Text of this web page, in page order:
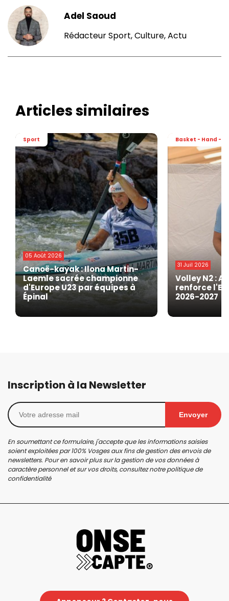
Adel Saoud
Rédacteur Sport, Culture, Actu
Articles similaires
Sport
05 Août 2026
Canoë-kayak : Ilona Martin-
Laemle sacrée championne
d'Europe U23 par équipes à
Épinal
Basket - Hand -
31 Juil 2026
Volley N2 :
renforce
2026-2027
Inscription à la Newsletter
Envoyer
En soumettant ce formulaire, j'accepte que les informations saisies
soient exploitées par 100% Vosges aux fins de gestion des envois de
newsletters. Pour en savoir plus sur la gestion de vos données à
caractère personnel et sur vos droits, consultez notrepolitique de
confidentialité